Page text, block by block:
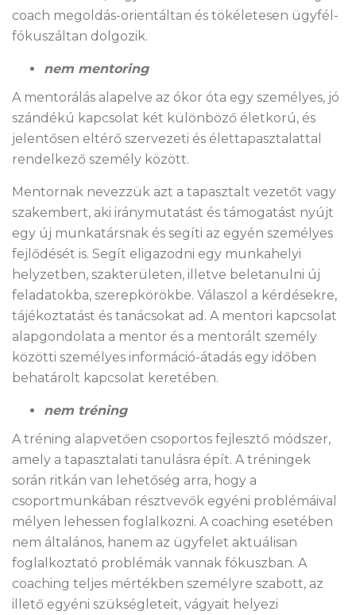
coach megoldás-orientáltan és tökéletesen ügyfél-
fókuszáltan dolgozik.
nem mentoring
A mentorálás alapelve az ókor óta egy személyes, jó
szándékú kapcsolat két különböző életkorú, és
jelentősen eltérő szervezeti és élettapasztalattal
rendelkező személy között.
Mentornak nevezzük azt a tapasztalt vezetőt vagy
szakembert, aki iránymutatást és támogatást nyújt
egy új munkatársnak és segíti az egyén személyes
fejlődését is. Segít eligazodni egy munkahelyi
helyzetben, szakterületen, illetve beletanulni új
feladatokba, szerepkörökbe. Válaszol a kérdésekre,
tájékoztatást és tanácsokat ad. A mentori kapcsolat
alapgondolata a mentor és a mentorált személy
közötti személyes információ-átadás egy időben
behatárolt kapcsolat keretében.
nem tréning
A tréning alapvetően csoportos fejlesztő módszer,
amely a tapasztalati tanulásra épít. A tréningek
során ritkán van lehetőség arra, hogy a
csoportmunkában résztvevők egyéni problémáival
mélyen lehessen foglalkozni. A coaching esetében
nem általános, hanem az ügyfelet aktuálisan
foglalkoztató problémák vannak fókuszban. A
coaching teljes mértékben személyre szabott, az
illető egyéni szükségleteit, vágyait helyezi